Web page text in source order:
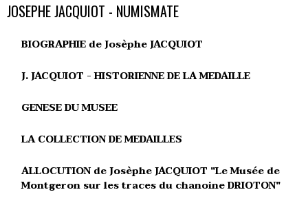
JOSEPHE JACQUIOT - NUMISMATE
BIOGRAPHIE de Josèphe JACQUIOT
J. JACQUIOT - HISTORIENNE DE LA MEDAILLE
GENESE DU MUSEE
LA COLLECTION DE MEDAILLES
ALLOCUTION de Josèphe JACQUIOT "Le Musée de
Montgeron sur les traces du chanoine DRIOTON"